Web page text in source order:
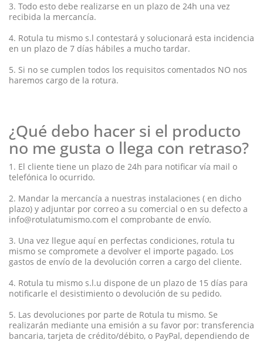
3. Todo esto debe realizarse en un plazo de 24h una vez
recibida la mercancía.
4. Rotula tu mismo s.l contestará y solucionará esta incidencia
en un plazo de 7 días hábiles a mucho tardar.
5. Si no se cumplen todos los requisitos comentados NO nos
haremos cargo de la rotura.
¿Qué debo hacer si el producto
no me gusta o llega con retraso?
1. El cliente tiene un plazo de 24h para notificar vía mail o
telefónica lo ocurrido.
2. Mandar la mercancía a nuestras instalaciones ( en dicho
plazo) y adjuntar por correo a su comercial o en su defecto a
info@rotulatumismo.com el comprobante de envío.
3. Una vez llegue aquí en perfectas condiciones, rotula tu
mismo se compromete a devolver el importe pagado. Los
gastos de envío de la devolución corren a cargo del cliente.
4. Rotula tu mismo s.l.u dispone de un plazo de 15 días para
notificarle el desistimiento o devolución de su pedido.
5. Las devoluciones por parte de Rotula tu mismo. Se
realizarán mediante una emisión a su favor por: transferencia
bancaria, tarjeta de crédito/débito, o PayPal, dependiendo de